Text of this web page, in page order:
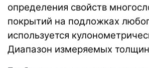
определения свойств
покрытий на подложках
используется
Диапазон измеряемых